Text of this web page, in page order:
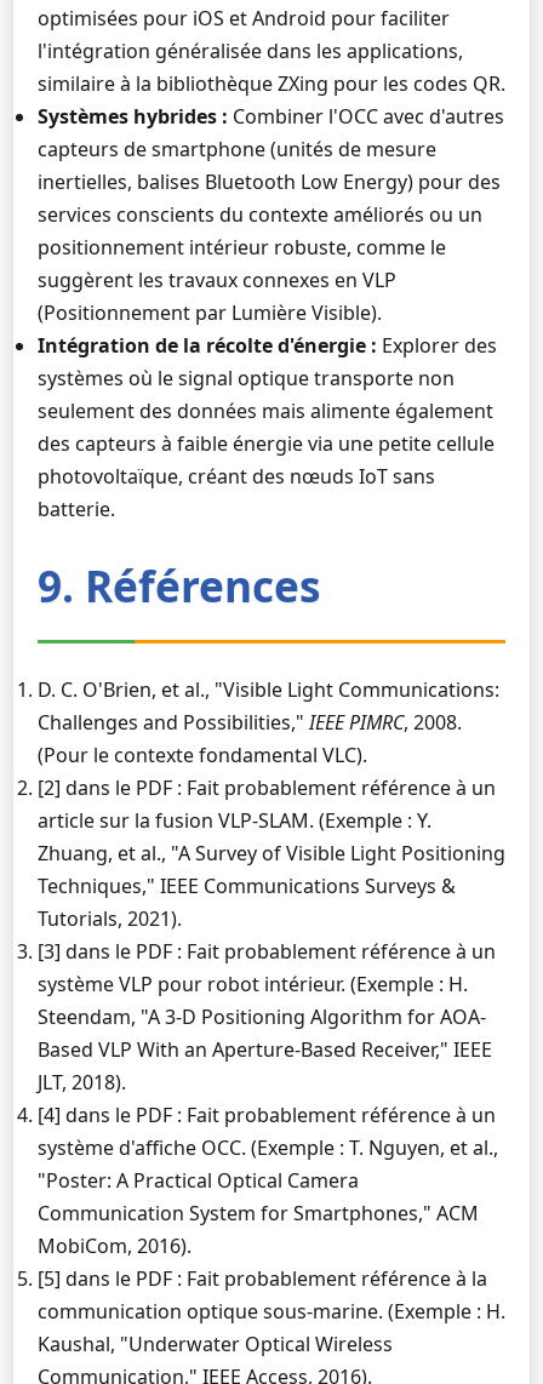
optimisées pour iOS et Android pour faciliter
l'intégration généralisée dans les applications,
similaire à la bibliothèque ZXing pour les codes QR.
Systèmes hybrides : Combiner l'OCC avec d'autres
capteurs de smartphone (unités de mesure
inertielles, balises Bluetooth Low Energy) pour des
services conscients du contexte améliorés ou un
positionnement intérieur robuste, comme le
suggèrent les travaux connexes en VLP
(Positionnement par Lumière Visible).
Intégration de la récolte d'énergie : Explorer des
systèmes où le signal optique transporte non
seulement des données mais alimente également
des capteurs à faible énergie via une petite cellule
photovoltaïque, créant des nœuds IoT sans
batterie.
9. Références
D. C. O'Brien, et al., "Visible Light Communications:
Challenges and Possibilities,"IEEE PIMRC, 2008.
(Pour le contexte fondamental VLC).
[2] dans le PDF : Fait probablement référence à un
article sur la fusion VLP-SLAM. (Exemple : Y.
Zhuang, et al., "A Survey of Visible Light Positioning
Techniques," IEEE Communications Surveys &
Tutorials, 2021).
[3] dans le PDF : Fait probablement référence à un
système VLP pour robot intérieur. (Exemple : H.
Steendam, "A 3-D Positioning Algorithm for AOA-
Based VLP With an Aperture-Based Receiver," IEEE
JLT, 2018).
[4] dans le PDF : Fait probablement référence à un
système d'affiche OCC. (Exemple : T. Nguyen, et al.,
"Poster: A Practical Optical Camera
Communication System for Smartphones," ACM
MobiCom, 2016).
[5] dans le PDF : Fait probablement référence à la
communication optique sous-marine. (Exemple : H.
Kaushal, "Underwater Optical Wireless
Communication," IEEE Access, 2016).